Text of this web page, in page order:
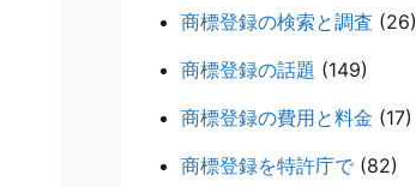
商標登録の検索と調査 (26)
商標登録の話題 (149)
商標登録の費用と料金 (17)
商標登録を特許庁で (82)